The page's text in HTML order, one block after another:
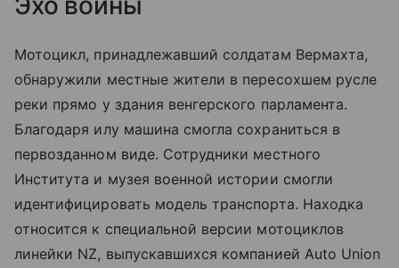
Мотоцикл, принадлежавший солдатам Вермахта,
обнаружили местные жители в пересохшем русле
реки прямо у здания венгерского парламента.
Благодаря илу машина смогла сохраниться в
первозданном виде. Сотрудники местного
Института и музея военной истории смогли
идентифицировать модель транспорта. Находка
относится к специальной версии мотоциклов
линейки NZ, выпускавшихся компанией Auto Union